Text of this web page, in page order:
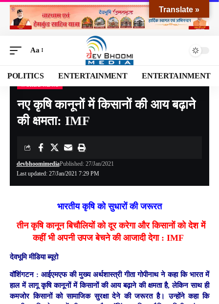
Aa
POLITICS ENTERTAINMENT ENTERTAINMENT
Devbhoomi Media>Blog>World News>नए कृषि कानूनों में किसानों की आय बढ़ाने की क्षमता: IMF
नए कृषि कानूनों में किसानों की आय बढ़ाने
की क्षमता: IMF
Last updated: 27/Jan/2021 7:29 PM
devbhoomimediaPublished: 27/Jan/2021
भारतीय कृषि को सुधारों की जरूरत
तीन कृषि कानून बिचौलियों को दूर करेगा और किसानों को देश में
कहीं भी अपनी उपज बेचने की आजादी देगा : IMF
देवभूमि मीडिया ब्यूरो
वॉशिंगटन : आईएमएफ की मुख्य अर्थशास्त्री गीता गोपीनाथ ने कहा कि भारत में
हाल में लागू कृषि कानूनों में किसानों की आय बढ़ाने की क्षमता है, लेकिन साथ ही
कमजोर किसानों को सामाजिक सुरक्षा देने की जरूरत है। उन्होंने कहा कि
Translate »